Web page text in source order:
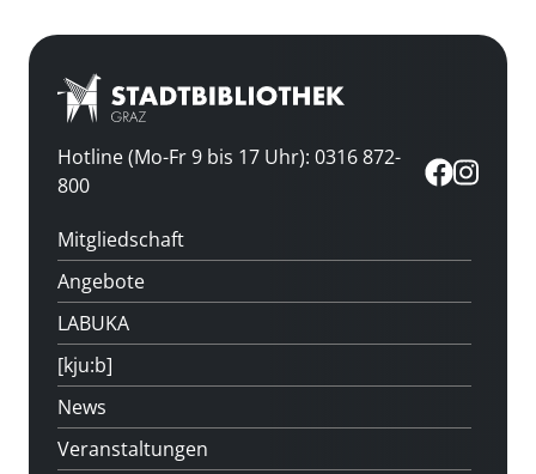
Hotline (Mo-Fr 9 bis 17 Uhr): 0316 872-
800
Mitgliedschaft
Angebote
LABUKA
[kju:b]
News
Veranstaltungen